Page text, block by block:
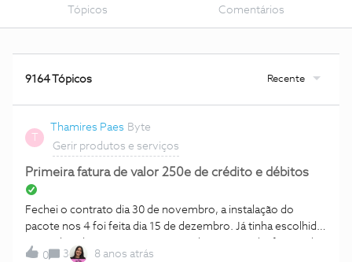
Tópicos
Comentários
9164 Tópicos Recente
T
Thamires Paes Byte
Gerir produtos e serviços
Primeira fatura de valor 250e de crédito e débitos
Fechei o contrato dia 30 de novembro, a instalação do
pacote nos 4 foi feita dia 15 de dezembro. Já tinha escolhido
o voucher de 150e para um smartphone e ja tinha fornecido
nib para o debito direto desde o dia do fechamento do
0 3 8 anos atrás